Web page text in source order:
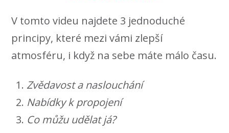
V tomto videu najdete 3 jednoduché
principy, které mezi vámi zlepší
atmosféru, i když na sebe máte málo času.
Zvědavost a naslouchání
Nabídky k propojení
Co můžu udělat já?